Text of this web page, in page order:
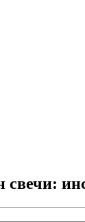
свечи: